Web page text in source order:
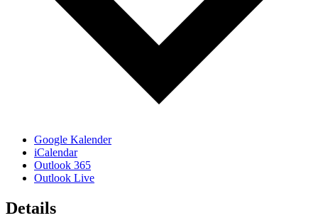
Google Kalender
iCalendar
Outlook 365
Outlook Live
Details